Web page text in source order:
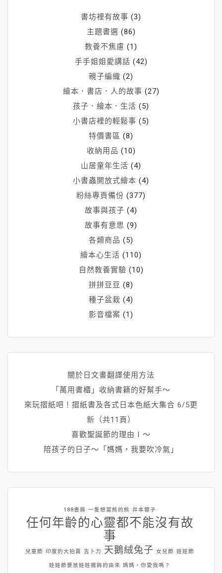
書坊裡有故事 (3)
主題書選 (86)
教養不焦慮 (1)
手手姐姐愛講話 (42)
親子編織 (2)
繪本．書店．人的故事 (27)
孩子．繪本．生活 (5)
小書店裡的輕鬆事 (5)
特價書區 (8)
收納用品 (10)
山居童年生活 (4)
小書蟲開放式繪本 (4)
粉絲專頁備份 (377)
故事與孩子 (4)
故事有意思 (9)
各類商品 (5)
繪本心生活 (110)
自然教養實驗 (10)
拼拼豆豆 (8)
種子盆栽 (4)
影音檔案 (1)
關於日文書翻譯使用方法
「萬用書櫃」收納書籍的好幫手～
來玩摺紙吧！摺紙書及各式日本色紙大集合 6/5更
新（共11頁）
喜歡聖誕節的理由Ⅰ～
陪孩子的日子～「媽媽，我要吹冷氣」
188書展 一隻想當熊的熊 井本蓉子
任何年齡的心靈都不能沒有故
事
兒童節 印度豹大拍賣 吉卜力 天鵝絨兔子 女兒節 娃娃節
娃娃節要放娃娃擺飾的由來 媽媽，你愛我嗎？